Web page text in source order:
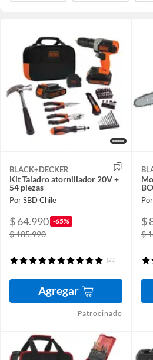
BLACK+DECKER
Kit Taladro atornillador 20V +
54 piezas
Por SBD Chile
$ 64.990 -65%
$ 185.990
(23)
Agregar
Patrocinado
$
$